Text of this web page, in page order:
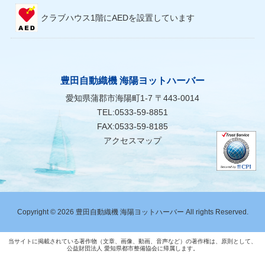
クラブハウス1階にAEDを設置しています
豊田自動織機 海陽ヨットハーバー
愛知県蒲郡市海陽町1-7 〒443-0014
TEL:0533-59-8851
FAX:0533-59-8185
アクセスマップ
Copyright © 2026 豊田自動織機 海陽ヨットハーバー All rights Reserved.
当サイトに掲載されている著作物（文章、画像、動画、音声など）の著作権は、原則として、
公益財団法人 愛知県都市整備協会に帰属します。